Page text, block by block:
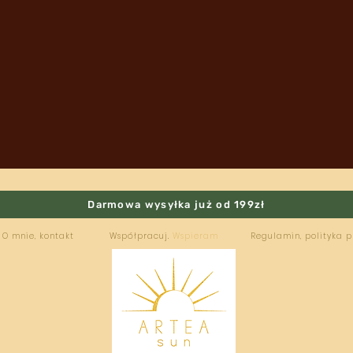
Darmowa wysyłka już od 199zł
O mnie, kontakt Współpracuj. Wspieram Regulamin, polityka
ARTEA
SUN